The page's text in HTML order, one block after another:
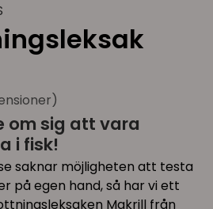
om sig att vara
i fisk!
saknar möjligheten att testa
på egen hand, så har vi ett
Makrill från